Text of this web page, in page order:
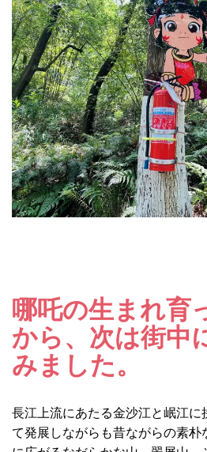
哪吒の生まれ育
から、次は街中
みました。
長江上流にあたる金沙江と岷江に
て発展しながらも昔ながらの素朴